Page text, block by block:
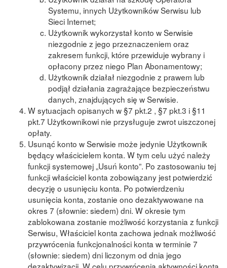
Systemu, innych Użytkowników Serwisu lub
Sieci Internet;
Użytkownik wykorzystał konto w Serwisie
niezgodnie z jego przeznaczeniem oraz
zakresem funkcji, które przewiduje wybrany i
opłacony przez niego Plan Abonamentowy;
Użytkownik działał niezgodnie z prawem lub
podjął działania zagrażające bezpieczeństwu
danych, znajdujących się w Serwisie.
W sytuacjach opisanych w §7 pkt.2 , §7 pkt.3 i §11
pkt.7 Użytkownikowi nie przysługuje zwrot uiszczonej
opłaty.
Usunąć konto w Serwisie może jedynie Użytkownik
będący właścicielem konta. W tym celu użyć należy
funkcji systemowej „Usuń konto”. Po zastosowaniu tej
funkcji właściciel konta zobowiązany jest potwierdzić
decyzję o usunięciu konta. Po potwierdzeniu
usunięcia konta, zostanie ono dezaktywowane na
okres 7 (słownie: siedem) dni. W okresie tym
zablokowana zostanie możliwość korzystania z funkcji
Serwisu, Właściciel konta zachowa jednak możliwość
przywrócenia funkcjonalności konta w terminie 7
(słownie: siedem) dni liczonym od dnia jego